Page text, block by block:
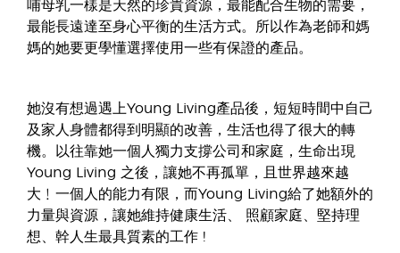
哺母乳一樣是天然的珍貴資源，最能配合生物的需要，
最能長遠達至身心平衡的生活方式。所以作為老師和媽
媽的她要更學懂選擇使用一些有保證的產品。
她沒有想過遇上Young Living產品後，短短時間中自己
及家人身體都得到明顯的改善，生活也得了很大的轉
機。以往靠她一個人獨力支撐公司和家庭，生命出現
Young Living 之後，讓她不再孤單，且世界越來越
大﹗一個人的能力有限，而Young Living給了她額外的
力量與資源，讓她維持健康生活、 照顧家庭、堅持理
想、幹人生最具質素的工作 !